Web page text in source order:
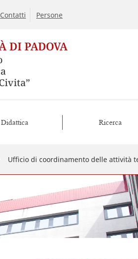
Contatti Persone
Didattica Ricerca
Ufficio di coordinamento delle attività